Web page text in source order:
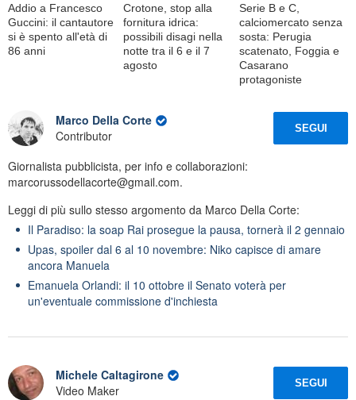
Addio a Francesco
Guccini: il cantautore
si è spento all'età di
86 anni
Crotone, stop alla
fornitura idrica:
possibili disagi nella
notte tra il 6 e il 7
agosto
Serie B e C,
calciomercato senza
sosta: Perugia
scatenato, Foggia e
Casarano
protagoniste
Marco Della Corte
Contributor
SEGUI
Giornalista pubblicista, per info e collaborazioni:
marcorussodellacorte@gmail.com.
Leggi di più sullo stesso argomento da Marco Della Corte:
Il Paradiso: la soap Rai prosegue la pausa, tornerà il 2 gennaio
Upas, spoiler dal 6 al 10 novembre: Niko capisce di amare
ancora Manuela
Emanuela Orlandi: il 10 ottobre il Senato voterà per
un'eventuale commissione d'inchiesta
Michele Caltagirone
Video Maker
SEGUI